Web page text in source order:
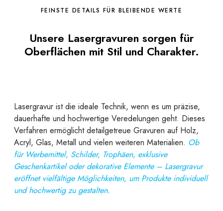
FEINSTE DETAILS FÜR BLEIBENDE WERTE
Unsere Lasergravuren sorgen für
Oberflächen mit Stil und Charakter.
Lasergravur ist die ideale Technik, wenn es um präzise,
dauerhafte und hochwertige Veredelungen geht. Dieses
Verfahren ermöglicht detailgetreue Gravuren auf Holz,
Acryl, Glas, Metall und vielen weiteren Materialien. Ob
für Werbemittel, Schilder, Trophäen, exklusive
Geschenkartikel oder dekorative Elemente – Lasergravur
eröffnet vielfältige Möglichkeiten, um Produkte individuell
und hochwertig zu gestalten.